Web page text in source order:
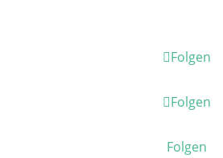
Folgen
Folgen
Folgen